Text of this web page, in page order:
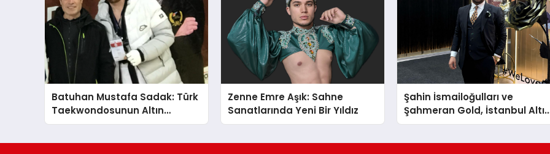
Batuhan Mustafa Sadak: Türk
Taekwondosunun Altın
Yumruğu
Zenne Emre Aşık: Sahne
Sanatlarında Yeni Bir Yıldız
Şahin İsmailoğulları ve
Şahmeran Gold, İstanbul
Fuarı’nda Sektöre Damga